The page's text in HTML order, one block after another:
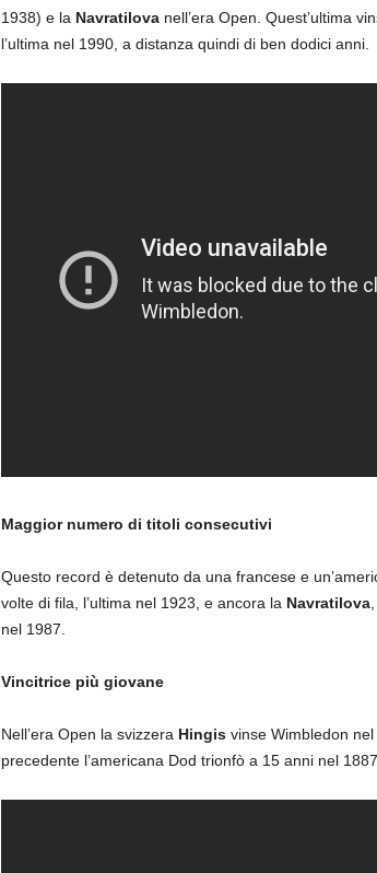
1938) e la Navratilovanell’era Open. Quest’ultima
l’ultima nel 1990, a distanza quindi di ben dodici anni.
Maggior numero di titoli consecutivi
Questo record è detenuto da una francese e
volte di fila, l’ultima nel 1923, e ancora la Navratilova,
nel 1987.
Vincitrice più giovane
Nell’era Open la svizzera Hingisvinse Wimbledon nel
precedente l’americana Dod trionfò a 15 anni nel 1887.